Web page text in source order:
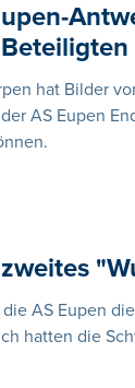
hat Bilder
AS Eupen
AS Eupen
hatten die